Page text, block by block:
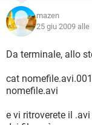
mazen
25 giu 2009 alle
Da terminale, allo
cat
nomefile.avi
e vi ritroverete il